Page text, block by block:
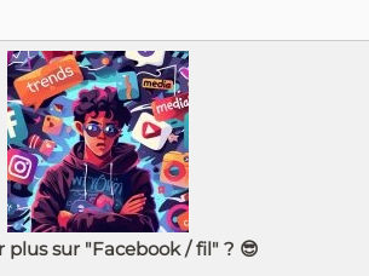
plus sur "Facebook / fil" ? 😎